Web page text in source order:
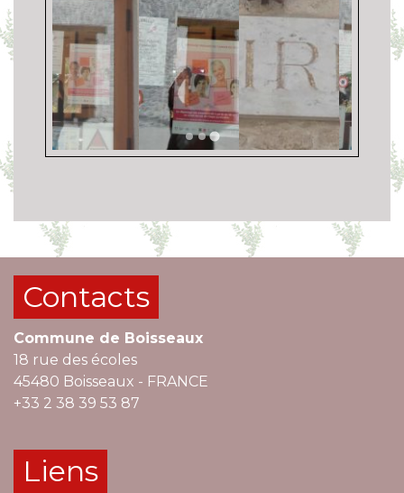
Contacts
Commune de Boisseaux
18 rue des écoles
45480 Boisseaux - FRANCE
+33 2 38 39 53 87
Liens